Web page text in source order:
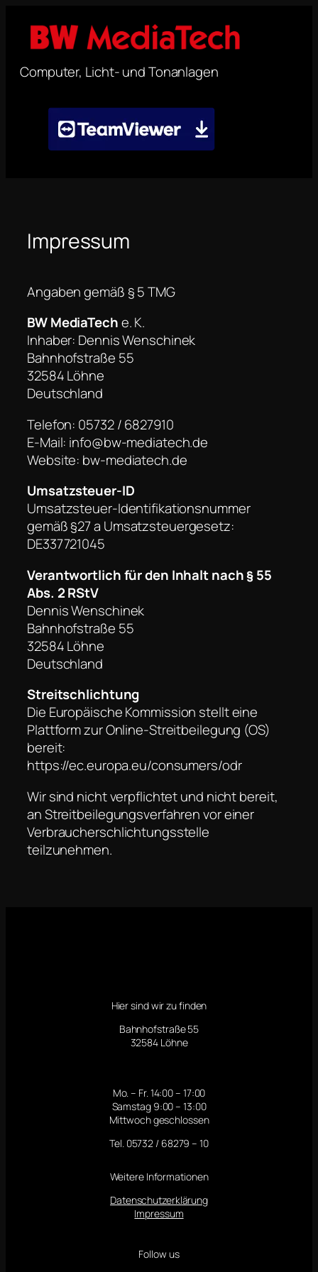
Inhalt
springen
Computer, Licht- und Tonanlagen
Impressum
Angaben gemäß § 5 TMG
BW MediaTeche. K.
Inhaber: Dennis Wenschinek
Bahnhofstraße 55
32584 Löhne
Deutschland
Telefon: 05732 / 6827910
E-Mail: info@bw-mediatech.de
Website: bw-mediatech.de
Umsatzsteuer-ID
Umsatzsteuer-Identifikationsnummer
gemäß §27 a Umsatzsteuergesetz:
DE337721045
Verantwortlich für den Inhalt nach § 55
Abs. 2 RStV
Dennis Wenschinek
Bahnhofstraße 55
32584 Löhne
Deutschland
Streitschlichtung
Die Europäische Kommission stellt eine
Plattform zur Online-Streitbeilegung (OS)
bereit:
https://ec.europa.eu/consumers/odr
Wir sind nicht verpflichtet und nicht bereit,
an Streitbeilegungsverfahren vor einer
Verbraucherschlichtungsstelle
teilzunehmen.
Hier sind wir zu finden
Bahnhofstraße 55
32584 Löhne
Mo. – Fr. 14:00 – 17:00
Samstag 9:00 – 13:00
Mittwoch geschlossen
Tel. 05732 / 68279 – 10
Weitere Informationen
Datenschutzerklärung
Impressum
Follow us